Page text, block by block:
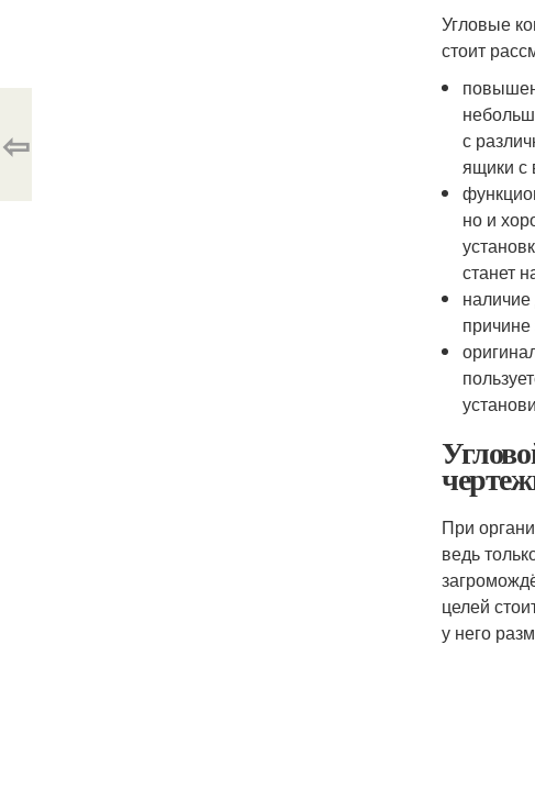
Угловые
стоит
с
ящики с
но и
станет
При
ведь
целей
у него
⇦